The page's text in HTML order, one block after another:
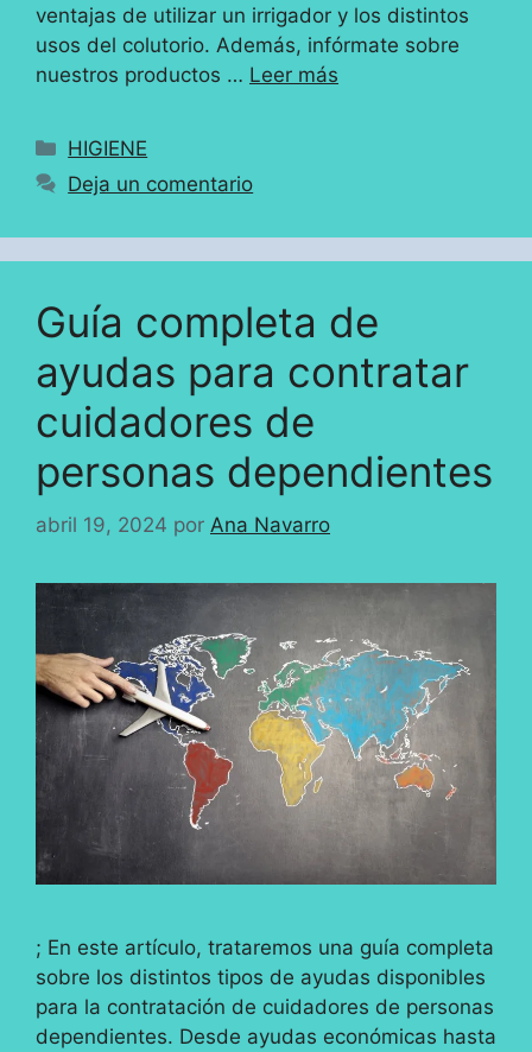
ventajas de utilizar un irrigador y los distintos
usos del colutorio. Además, infórmate sobre
nuestros productos … Leer más
Categorías
HIGIENE
Deja un comentario
Guía completa de
ayudas para contratar
cuidadores de
personas dependientes
abril 19, 2024 por Ana Navarro
; En este artículo, trataremos una guía completa
sobre los distintos tipos de ayudas disponibles
para la contratación de cuidadores de personas
dependientes. Desde ayudas económicas hasta